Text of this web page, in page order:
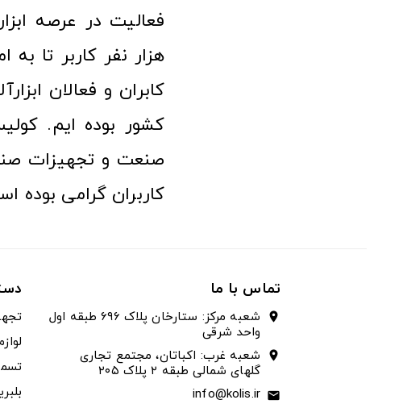
هزار نفر کاربر تا به
کابران و فعالان
کشور بوده ایم.
صنعت و تجهیزات
کاربران گرامی بوده
تماس با ما
location_on
شعبه مرکز: ستارخان پلاک ۶۹۶ طبقه اول
واحد شرقی
location_on
شعبه غرب: اکباتان، مجتمع تجاری
گلهای شمالی طبقه ۲ پلاک ۲۰۵
email
info@kolis.ir